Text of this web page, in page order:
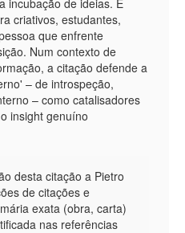
incubação de ideias. É
criativos, estudantes,
que enfrente
Num contexto de
a citação defende a
– de introspeção,
– como catalisadores
insight genuíno
desta citação a Pietro
de citações e
exata (obra, carta)
nas referências